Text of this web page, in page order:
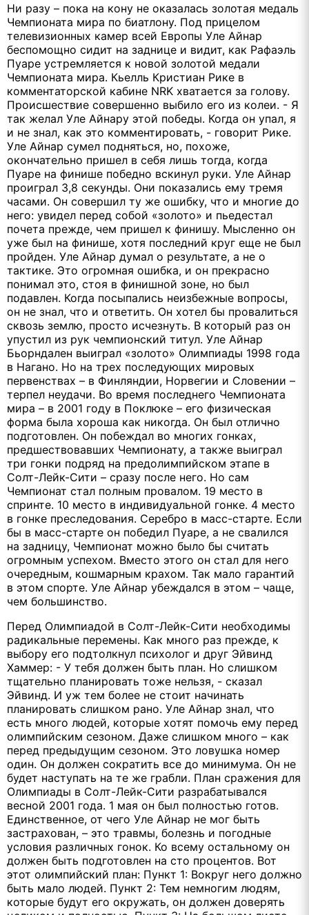
Ни разу – пока на кону не оказалась золотая медаль
Чемпионата мира по биатлону. Под прицелом
телевизионных камер всей Европы Уле Айнар
беспомощно сидит на заднице и видит, как Рафаэль
Пуаре устремляется к новой золотой медали
Чемпионата мира. Кьелль Кристиан Рике в
комментаторской кабине NRK хватается за голову.
Происшествие совершенно выбило его из колеи. - Я
так желал Уле Айнару этой победы. Когда он упал, я
и не знал, как это комментировать, - говорит Рике.
Уле Айнар сумел подняться, но, похоже,
окончательно пришел в себя лишь тогда, когда
Пуаре на финише победно вскинул руки. Уле Айнар
проиграл 3,8 секунды. Они показались ему тремя
часами. Он совершил ту же ошибку, что и многие до
него: увидел перед собой «золото» и пьедестал
почета прежде, чем пришел к финишу. Мысленно он
уже был на финише, хотя последний круг еще не был
пройден. Уле Айнар думал о результате, а не о
тактике. Это огромная ошибка, и он прекрасно
понимал это, стоя в финишной зоне, но был
подавлен. Когда посыпались неизбежные вопросы,
он не знал, что и ответить. Он хотел бы провалиться
сквозь землю, просто исчезнуть. В который раз он
упустил из рук чемпионский титул. Уле Айнар
Бьорндален выиграл «золото» Олимпиады 1998 года
в Нагано. Но на трех последующих мировых
первенствах – в Финляндии, Норвегии и Словении –
терпел неудачи. Во время последнего Чемпионата
мира – в 2001 году в Поклюке – его физическая
форма была хороша как никогда. Он был отлично
подготовлен. Он побеждал во многих гонках,
предшествовавших Чемпионату, а также выиграл
три гонки подряд на предолимпийском этапе в
Солт-Лейк-Сити – сразу после него. Но сам
Чемпионат стал полным провалом. 19 место в
спринте. 10 место в индивидуальной гонке. 4 место
в гонке преследования. Серебро в масс-старте. Если
бы в масс-старте он победил Пуаре, а не свалился
на задницу, Чемпионат можно было бы считать
огромным успехом. Вместо этого он стал для него
очередным, кошмарным крахом. Так мало гарантий
в этом спорте. Уле Айнар убеждался в этом – чаще,
чем большинство.
Перед Олимпиадой в Солт-Лейк-Сити необходимы
радикальные перемены. Как много раз прежде, к
выбору его подтолкнул психолог и друг Эйвинд
Хаммер: - У тебя должен быть план. Но слишком
тщательно планировать тоже нельзя, - сказал
Эйвинд. И уж тем более не стоит начинать
планировать слишком рано. Уле Айнар знал, что
есть много людей, которые хотят помочь ему перед
олимпийским сезоном. Даже слишком много – как
перед предыдущим сезоном. Это ловушка номер
один. Он должен сократить все до минимума. Он не
будет наступать на те же грабли. План сражения для
Олимпиады в Солт-Лейк-Сити разрабатывался
весной 2001 года. 1 мая он был полностью готов.
Единственное, от чего Уле Айнар не мог быть
застрахован, – это травмы, болезнь и погодные
условия различных гонок. Ко всему остальному он
должен быть подготовлен на сто процентов. Вот
этот олимпийский план: Пункт 1: Вокруг него должно
быть мало людей. Пункт 2: Тем немногим людям,
которые будут его окружать, он должен доверять